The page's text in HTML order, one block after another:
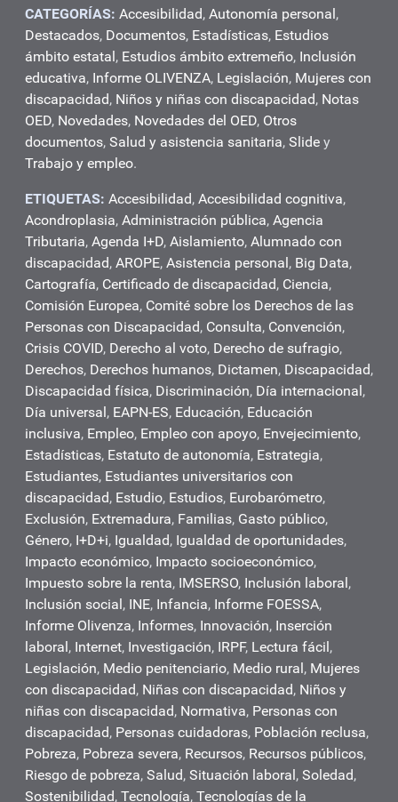
CATEGORÍAS: Accesibilidad, Autonomía personal,
Destacados, Documentos, Estadísticas, Estudios
ámbito estatal, Estudios ámbito extremeño, Inclusión
educativa, Informe OLIVENZA, Legislación, Mujeres con
discapacidad, Niños y niñas con discapacidad, Notas
OED, Novedades, Novedades del OED, Otros
documentos, Salud y asistencia sanitaria, Slide y
Trabajo y empleo.
ETIQUETAS: Accesibilidad, Accesibilidad cognitiva,
Acondroplasia, Administración pública, Agencia
Tributaria, Agenda I+D, Aislamiento, Alumnado con
discapacidad, AROPE, Asistencia personal, Big Data,
Cartografía, Certificado de discapacidad, Ciencia,
Comisión Europea, Comité sobre los Derechos de las
Personas con Discapacidad, Consulta, Convención,
Crisis COVID, Derecho al voto, Derecho de sufragio,
Derechos, Derechos humanos, Dictamen, Discapacidad,
Discapacidad física, Discriminación, Día internacional,
Día universal, EAPN-ES, Educación, Educación
inclusiva, Empleo, Empleo con apoyo, Envejecimiento,
Estadísticas, Estatuto de autonomía, Estrategia,
Estudiantes, Estudiantes universitarios con
discapacidad, Estudio, Estudios, Eurobarómetro,
Exclusión, Extremadura, Familias, Gasto público,
Género, I+D+i, Igualdad, Igualdad de oportunidades,
Impacto económico, Impacto socioeconómico,
Impuesto sobre la renta, IMSERSO, Inclusión laboral,
Inclusión social, INE, Infancia, Informe FOESSA,
Informe Olivenza, Informes, Innovación, Inserción
laboral, Internet, Investigación, IRPF, Lectura fácil,
Legislación, Medio penitenciario, Medio rural, Mujeres
con discapacidad, Niñas con discapacidad, Niños y
niñas con discapacidad, Normativa, Personas con
discapacidad, Personas cuidadoras, Población reclusa,
Pobreza, Pobreza severa, Recursos, Recursos públicos,
Riesgo de pobreza, Salud, Situación laboral, Soledad,
Sostenibilidad, Tecnología, Tecnologías de la